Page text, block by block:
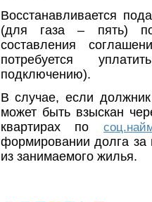
Восстанавливается
(для газа – пять)
составления
потребуется
подключению).
В случае, если
может быть взыскан
квартирах по
формировании долга за
из занимаемого жилья.